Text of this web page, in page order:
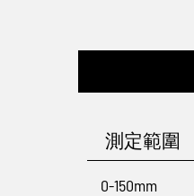
測定範圍
0-150mm